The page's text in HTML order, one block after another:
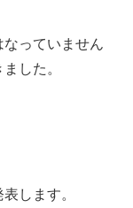
っていません
した。
します。